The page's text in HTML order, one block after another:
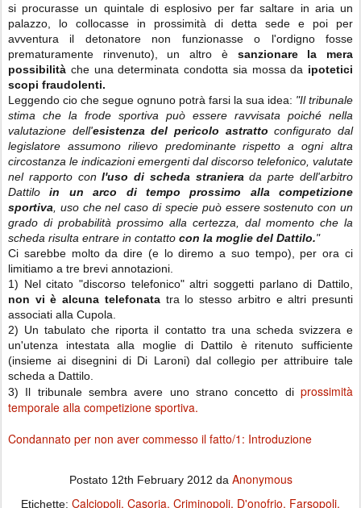
si procurasse un quintale di esplosivo per far saltare in aria un
palazzo, lo collocasse in prossimità di detta sede e poi per
avventura il detonatore non funzionasse o l'ordigno fosse
prematuramente rinvenuto), un altro è sanzionare la mera
possibilità che una determinata condotta sia mossa da ipotetici
scopi fraudolenti.
Leggendo cio che segue ognuno potrà farsi la sua idea: "Il tribunale
stima che la frode sportiva può essere ravvisata poiché nella
valutazione dell'esistenza del pericolo astratto configurato dal
legislatore assumono rilievo predominante rispetto a ogni altra
circostanza le indicazioni emergenti dal discorso telefonico, valutate
nel rapporto conl'uso di scheda straniera da parte dell'arbitro
Dattiloin un arco di tempo prossimo alla competizione
sportiva , uso che nel caso di specie può essere sostenuto con un
grado di probabilità prossimo alla certezza, dal momento che la
scheda risulta entrare in contatto con la moglie del Dattilo."
Ci sarebbe molto da dire (e lo diremo a suo tempo), per ora ci
limitiamo a tre brevi annotazioni.
1) Nel citato "discorso telefonico" altri soggetti parlano di Dattilo,
non vi è alcuna telefonatatra lo stesso arbitro e altri presunti
associati alla Cupola.
2) Un tabulato che riporta il contatto tra una scheda svizzera e
un'utenza intestata alla moglie di Dattilo è ritenuto sufficiente
(insieme ai disegnini di Di Laroni) dal collegio per attribuire tale
scheda a Dattilo.
3) Il tribunale sembra avere uno strano concetto di prossimità
temporale alla competizione sportiva.
Condannato per non aver commesso il fatto/1: Introduzione
Postato 12th February 2012 da Anonymous
Etichette: Calciopoli Casoria Criminopoli D'onofrio Farsopoli